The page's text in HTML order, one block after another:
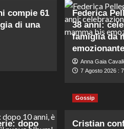
compie 61
di una
Federica
38 anni:
famiglia da
Anna Gaia
7 Agosto 2026 :
dopo
Gossip
Cristian